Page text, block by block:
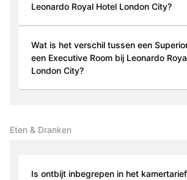
Leonardo Royal Hotel London City?
Wat is het verschil tussen een
een Executive Room bij Leonardo
London City?
Eten & Dranken
Is ontbijt inbegrepen in het